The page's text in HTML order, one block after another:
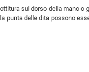
sul dorso della mano o
punta delle dita possono